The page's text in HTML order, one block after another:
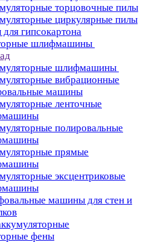
торцовочные пилы
циркулярные пилы
гипсокартона
шлифмашины
шлифмашины
вибрационные
машины
ленточные
полировальные
прямые
эксцентриковые
машины для стен и
фены